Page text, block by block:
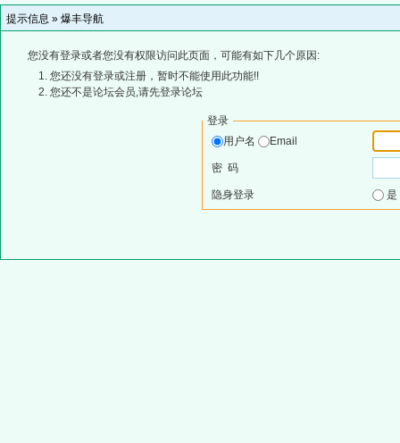
提示信息 » 爆丰导航
您没有登录或者您没有权限访问此页面，可能有如下几个原因:
您还没有登录或注册，暂时不能使用此功能!!
您还不是论坛会员,请先登录论坛
登录
用户名
Email
密 码
隐身登录